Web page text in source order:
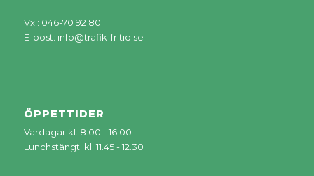
Vxl: 046-70 92 80
E-post: info@trafik-fritid.se
ÖPPETTIDER
Vardagar kl. 8.00 - 16.00
Lunchstängt: kl. 11.45 - 12.30